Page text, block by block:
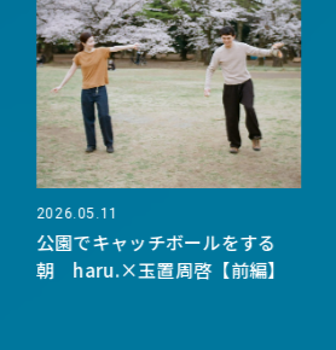
2026.05.11
公園でキャッチボールをする
朝 haru.×玉置周啓【前編】